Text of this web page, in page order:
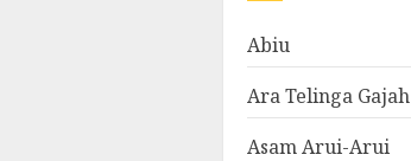
Abiu
Ara Telinga Gajah
Asam Arui-Arui